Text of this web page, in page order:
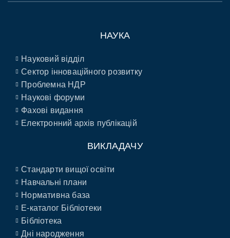
НАУКА
Науковий відділ
Сектор інноваційного розвитку
Проблемна НДР
Наукові форуми
Фахові видання
Електронний архів публікацій
ВИКЛАДАЧУ
Стандарти вищої освіти
Навчальні плани
Нормативна база
E-каталог Бібліотеки
Бібліотека
Дні народження